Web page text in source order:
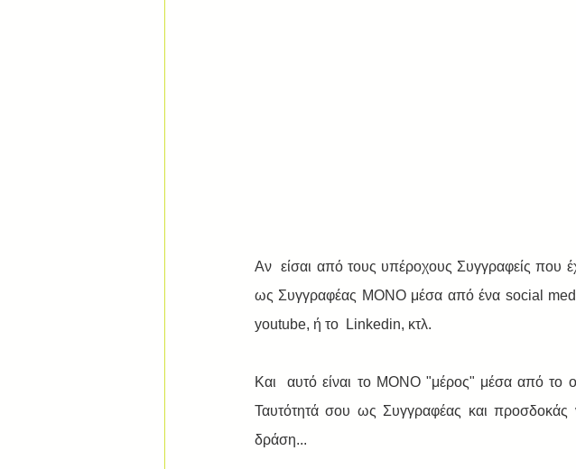
Αν  είσαι από τους υπέροχους Συγγραφείς που
ως Συγγραφέας MONO μέσα από ένα social
youtube, ή το  Linkedin, κτλ.
Και  αυτό είναι το ΜΟΝΟ "μέρος" μέσα από το
Ταυτότητά σου ως Συγγραφέας και προσδοκάς
δράση...